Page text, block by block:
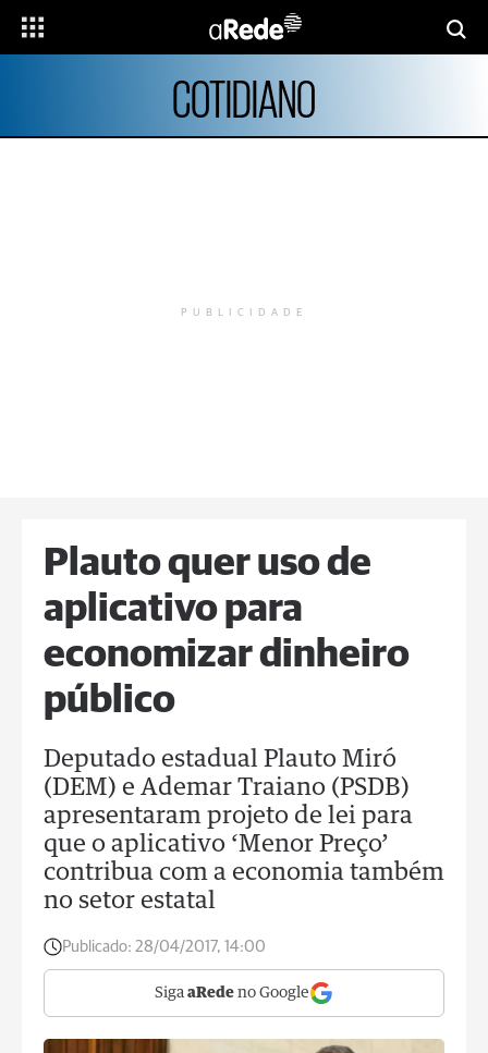
COTIDIANO
PUBLICIDADE
Plauto quer uso de
aplicativo para
economizar dinheiro
público
Deputado estadual Plauto Miró
(DEM) e Ademar Traiano (PSDB)
apresentaram projeto de lei para
que o aplicativo ‘Menor Preço’
contribua com a economia também
no setor estatal
Publicado: 28/04/2017, 14:00
Siga aRede no Google